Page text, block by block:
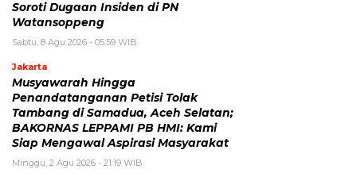
Soroti Dugaan Insiden di PN
Watansoppeng
Sabtu, 8 Agu 2026 - 05:59 WIB
Jakarta
Musyawarah Hingga
Penandatanganan Petisi Tolak
Tambang di Samadua, Aceh Selatan;
BAKORNAS LEPPAMI PB HMI: Kami
Siap Mengawal Aspirasi Masyarakat
Minggu, 2 Agu 2026 - 21:19 WIB